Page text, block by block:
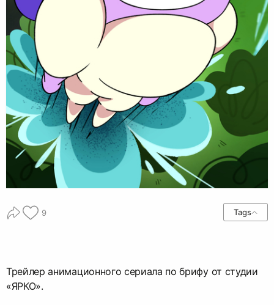
9 Tags
Трейлер анимационного сериала по брифу от студии
«ЯРКО».